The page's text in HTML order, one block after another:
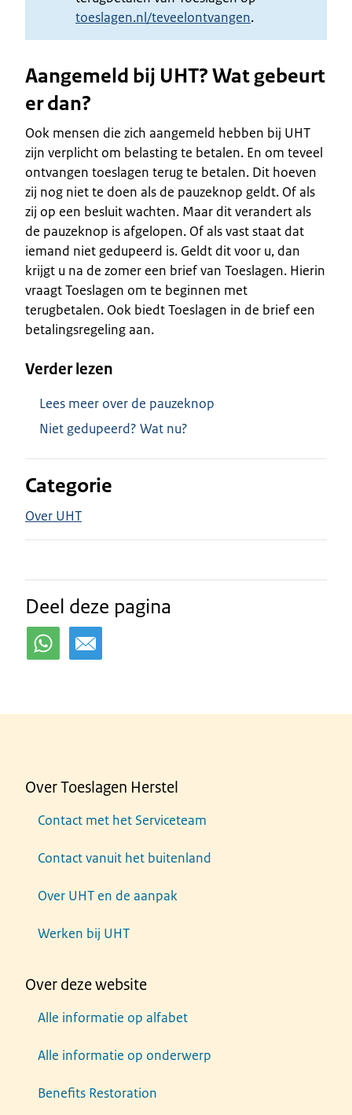
toeslagen.nl/teveelontvangen.
Aangemeld bij UHT? Wat gebeurt
er dan?
Ook mensen die zich aangemeld hebben bij UHT
zijn verplicht om belasting te betalen. En om teveel
ontvangen toeslagen terug te betalen. Dit hoeven
zij nog niet te doen als de pauzeknop geldt. Of als
zij op een besluit wachten. Maar dit verandert als
de pauzeknop is afgelopen. Of als vast staat dat
iemand niet gedupeerd is. Geldt dit voor u, dan
krijgt u na de zomer een brief van Toeslagen. Hierin
vraagt Toeslagen om te beginnen met
terugbetalen. Ook biedt Toeslagen in de brief een
betalingsregeling aan.
Verder lezen
Lees meer over de pauzeknop
Niet gedupeerd? Wat nu?
Categorie
Over UHT
Deel deze pagina
Over Toeslagen Herstel
Contact met het Serviceteam
Contact vanuit het buitenland
Over UHT en de aanpak
Werken bij UHT
Over deze website
Alle informatie op alfabet
Alle informatie op onderwerp
Benefits Restoration